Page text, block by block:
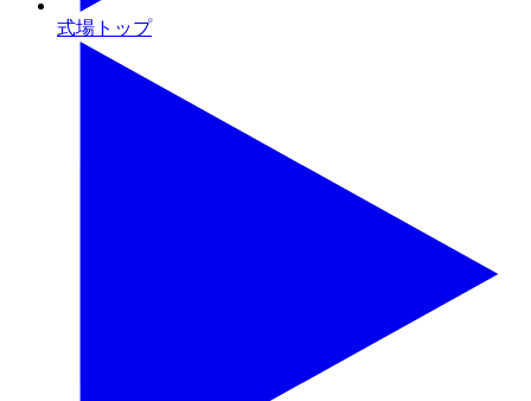
式場トップ